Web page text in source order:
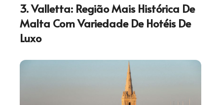
3. Valletta: Região Mais Histórica De
Malta Com Variedade De Hotéis De
Luxo